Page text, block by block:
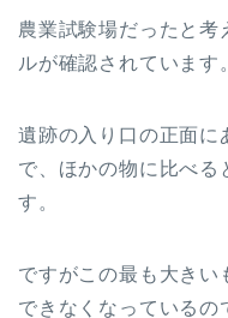
農業試験場だったと考
ルが確認されています
遺跡の入り口の正面に
で、ほかの物に比べる
す。
ですがこの最も大きい
できなくなっているの